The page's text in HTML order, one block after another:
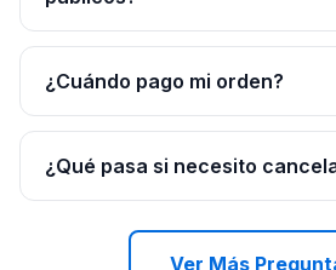
¿Cuándo pago mi orden?
¿Qué pasa si necesito
Ver Más